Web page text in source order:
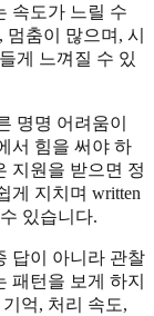
속도가 느릴 수
춤이 많으며, 시
게 느껴질 수 있
명명 어려움이
서 힘을 써야 하
지원을 받으면 정
게 지치며 written
있습니다.
답이 아니라 관찰
패턴을 보게 하지
억, 처리 속도,